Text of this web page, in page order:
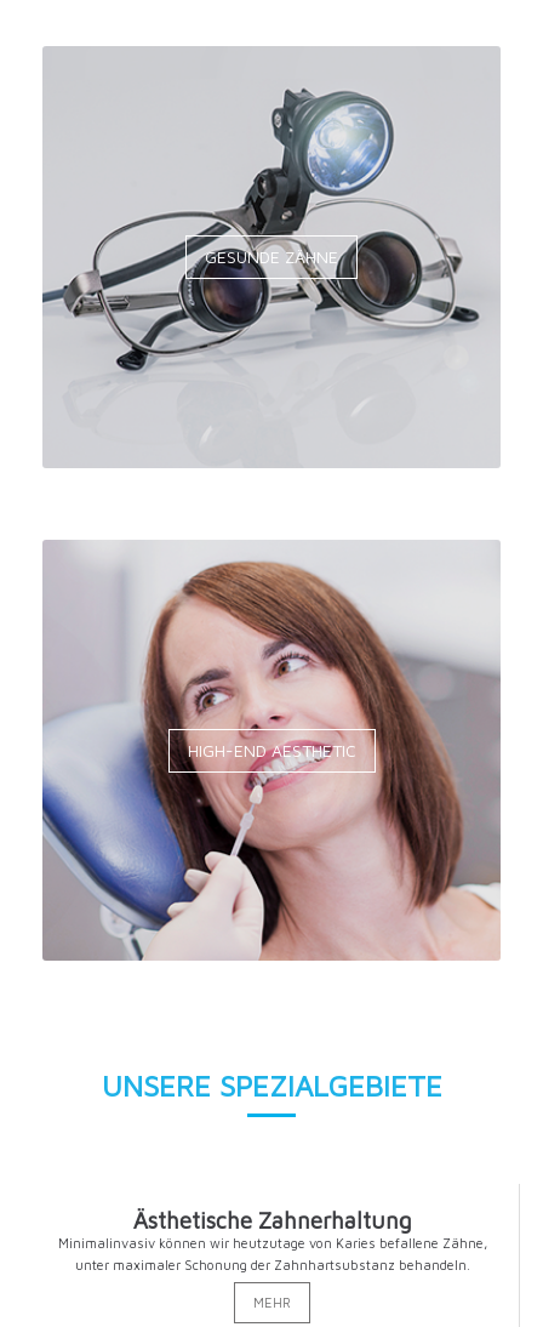
GESUNDE ZÄHNE
HIGH-END AESTHETIC
UNSERE SPEZIALGEBIETE
Ästhetische Zahnerhaltung
Minimalinvasiv können wir heutzutage von Karies befallene Zähne,
unter maximaler Schonung der Zahnhartsubstanz behandeln.
MEHR